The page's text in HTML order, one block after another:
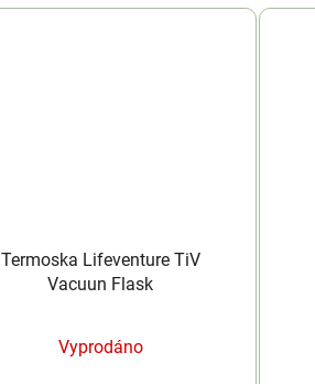
Termoska Lifeventure TiV
Vacuun Flask
Vyprodáno